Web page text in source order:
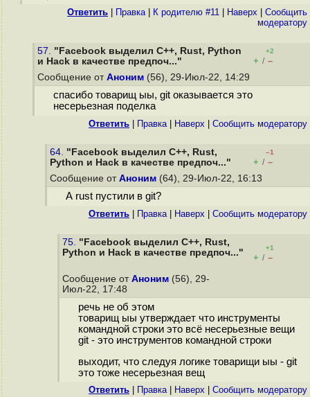
Ответить Правка| К родителю #11 Наверх
Cообщить
модератору
57. "Facebook выделил C++, Rust, Python
и Hack в качестве предпоч..."
+2
+ / –
Сообщение от Аноним (56), 29-Июл-22, 14:29
спасибо товарищ ыы, git оказывается это
несерьезная поделка
Ответить Правка| Наверх Cообщить модератору
64. "Facebook выделил C++, Rust,
Python и Hack в качестве предпоч..."
–1
+ / –
Сообщение от Аноним (64), 29-Июл-22, 16:13
А rust пустили в git?
Ответить Правка| Наверх Cообщить модератору
75. "Facebook выделил C++, Rust,
Python и Hack в качестве предпоч..."
+1
+ / –
Сообщение от Аноним (56), 29-
Июл-22, 17:48
речь не об этом
товарищ ыы утверждает что инструменты
командной строки это всё несерьезные вещи
git - это инструментов командной строки
выходит, что следуя логике товарищи ыы - git
это тоже несерьезная вещ
Ответить Правка| Наверх Cообщить модератору